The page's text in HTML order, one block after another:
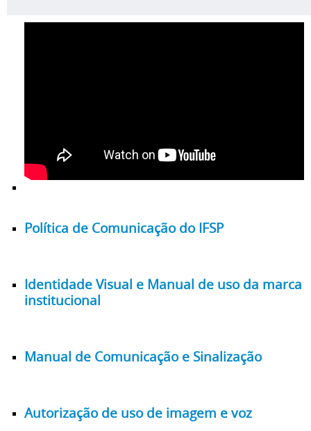
Política de Comunicação do IFSP
Identidade Visual e Manual de uso da marca
institucional
Manual de Comunicação e Sinalização
Autorização de uso de imagem e voz